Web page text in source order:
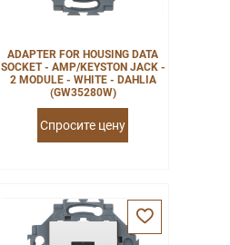
ADAPTER FOR HOUSING DATA
SOCKET - AMP/KEYSTON JACK -
2 MODULE - WHITE - DAHLIA
(GW35280W)
Спросите цену